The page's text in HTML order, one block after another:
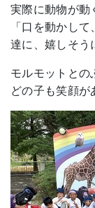
実際に動物が動
「口を動かし
達に、嬉しそう
モルモットとの
どの子も笑顔が